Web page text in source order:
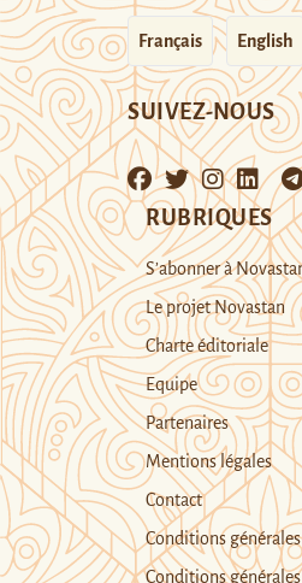
Français English
SUIVEZ-NOUS
RUBRIQUES
S’abonner à
Le projet Novastan
Charte éditoriale
Equipe
Partenaires
Mentions légales
Contact
Conditions
Conditions